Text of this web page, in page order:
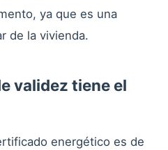
ya que es una
de la vivienda.
validez tiene el
energético es de